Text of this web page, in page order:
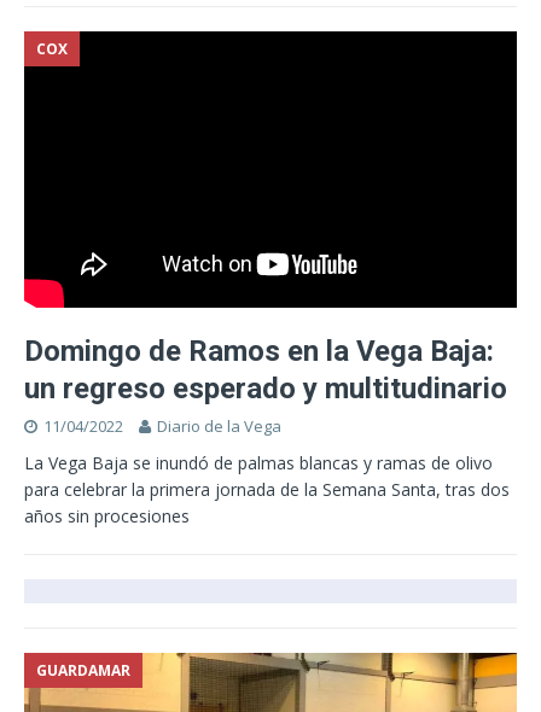
COX
Domingo de Ramos en la Vega Baja:
un regreso esperado y multitudinario
11/04/2022 Diario de la Vega
La Vega Baja se inundó de palmas blancas y ramas de olivo
para celebrar la primera jornada de la Semana Santa, tras dos
años sin procesiones
GUARDAMAR